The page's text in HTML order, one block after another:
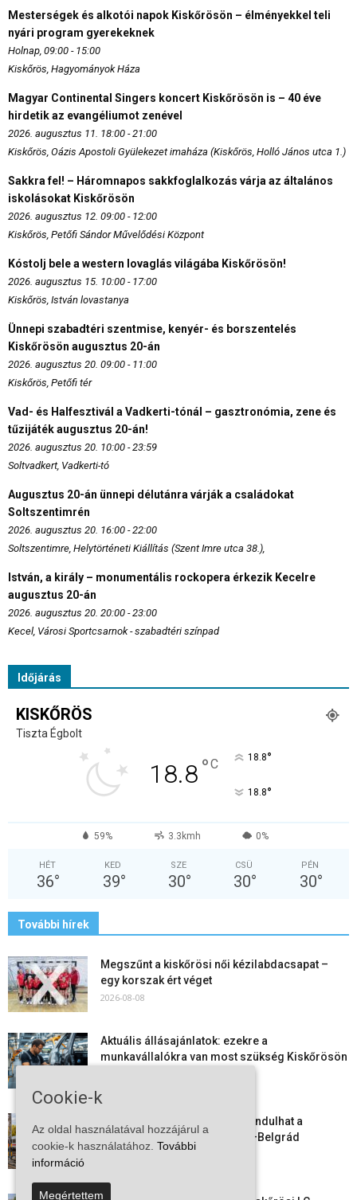
Mesterségek és alkotói napok Kiskőrösön – élményekkel teli
nyári program gyerekeknek
Holnap, 09:00 - 15:00
Kiskőrös, Hagyományok Háza
Magyar Continental Singers koncert Kiskőrösön is – 40 éve
hirdetik az evangéliumot zenével
2026. augusztus 11. 18:00 - 21:00
Kiskőrös, Oázis Apostoli Gyülekezet imaháza (Kiskőrös, Holló János utca 1.)
Sakkra fel! – Háromnapos sakkfoglalkozás várja az általános
iskolásokat Kiskőrösön
2026. augusztus 12. 09:00 - 12:00
Kiskőrös, Petőfi Sándor Művelődési Központ
Kóstolj bele a western lovaglás világába Kiskőrösön!
2026. augusztus 15. 10:00 - 17:00
Kiskőrös, István lovastanya
Ünnepi szabadtéri szentmise, kenyér- és borszentelés
Kiskőrösön augusztus 20-án
2026. augusztus 20. 09:00 - 11:00
Kiskőrös, Petőfi tér
Vad- és Halfesztivál a Vadkerti-tónál – gasztronómia, zene és
tűzijáték augusztus 20-án!
2026. augusztus 20. 10:00 - 23:59
Soltvadkert, Vadkerti-tó
Augusztus 20-án ünnepi délutánra várják a családokat
Soltszentimrén
2026. augusztus 20. 16:00 - 22:00
Soltszentimre, Helytörténeti Kiállítás (Szent Imre utca 38.),
István, a király – monumentális rockopera érkezik Kecelre
augusztus 20-án
2026. augusztus 20. 20:00 - 23:00
Kecel, Városi Sportcsarnok - szabadtéri színpad
Időjárás
KISKŐRÖS
Tiszta Égbolt
18.8°C 18.8°
18.8°
59% 3.3kmh 0%
HÉT
36°
KED
39°
SZE
30°
CSÜ
30°
PÉN
30°
További hírek
Megszűnt a kiskőrösi női kézilabdacsapat –
egy korszak ért véget
2026-08-08
Aktuális állásajánlatok: ezekre a
munkavállalókra van most szükség Kiskőrösön
Vitézy Dávid: már ősszel újraindulhat a
személyszállítás a Budapest–Belgrád
vasútvonalon
Cookie-k
Az oldal használatával hozzájárul a
cookie-k használatához. További
információ
Megértettem